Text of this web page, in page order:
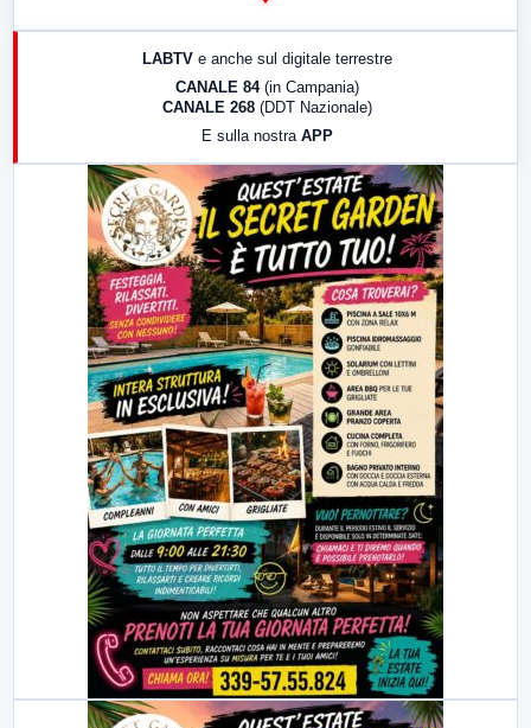
LabNews (replica)
LABTV e anche sul digitale terrestre
CANALE 84 (in Campania)
CANALE 268 (DDT Nazionale)
E sulla nostra APP